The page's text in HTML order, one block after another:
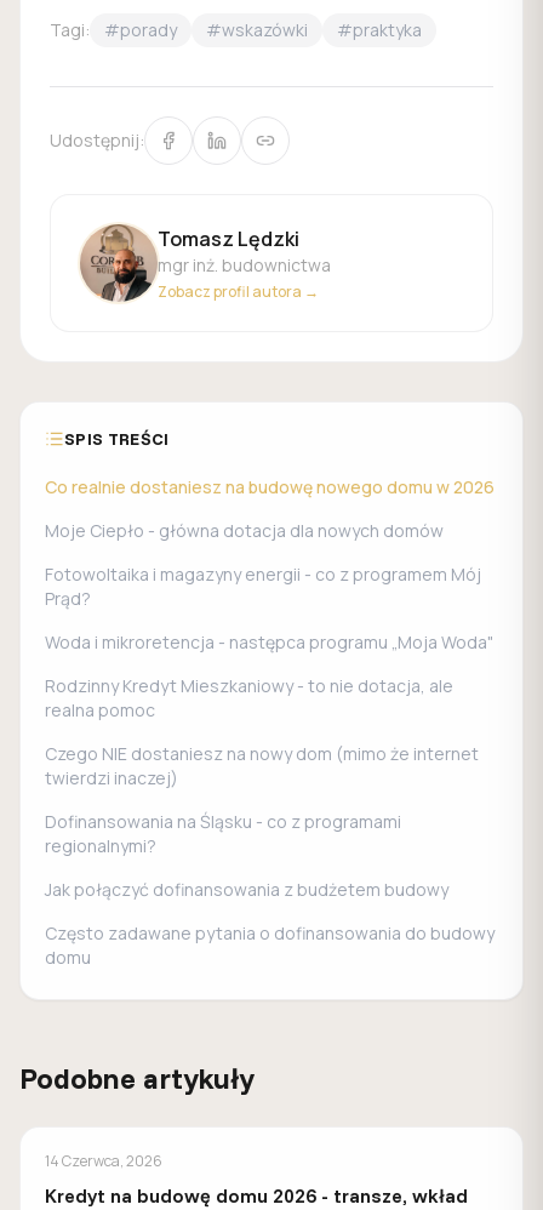
Tagi: #porady #wskazówki #praktyka
Udostępnij:
Tomasz Lędzki
mgr inż. budownictwa
Zobacz profil autora →
SPIS TREŚCI
Co realnie dostaniesz na budowę nowego domu w 2026
Moje Ciepło - główna dotacja dla nowych domów
Fotowoltaika i magazyny energii - co z programem Mój
Prąd?
Woda i mikroretencja - następca programu „Moja Woda"
Rodzinny Kredyt Mieszkaniowy - to nie dotacja, ale
realna pomoc
Czego NIE dostaniesz na nowy dom (mimo że internet
twierdzi inaczej)
Dofinansowania na Śląsku - co z programami
regionalnymi?
Jak połączyć dofinansowania z budżetem budowy
Często zadawane pytania o dofinansowania do budowy
domu
Podobne artykuły
PORADY
14 Czerwca, 2026
Kredyt na budowę domu 2026 - transze, wkład